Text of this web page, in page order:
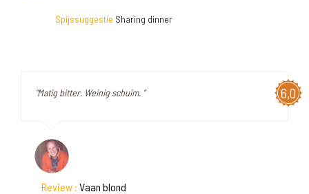
Spijssuggestie Sharing dinner
6,0
"Matig bitter. Weinig schuim. "
Review : Vaan blond